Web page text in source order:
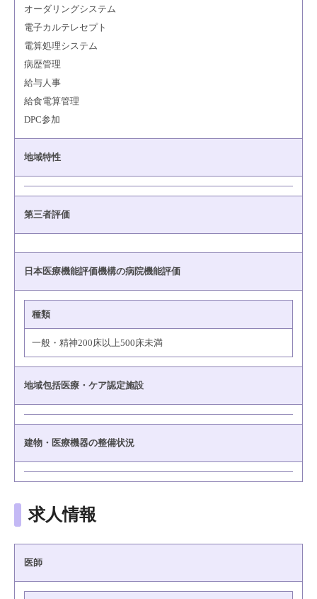
オーダリングシステム
電子カルテレセプト
電算処理システム
病歴管理
給与人事
給食電算管理
DPC参加
地域特性
第三者評価
日本医療機能評価機構の病院機能評価
種類
一般・精神200床以上500床未満
地域包括医療・ケア認定施設
建物・医療機器の整備状況
求人情報
医師